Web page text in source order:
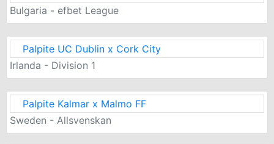
Bulgaria - efbet League
Palpite UC Dublin x Cork City
Irlanda - Division 1
Palpite Kalmar x Malmo FF
Sweden - Allsvenskan